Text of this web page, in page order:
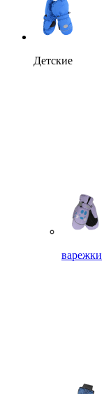
Детские
варежки